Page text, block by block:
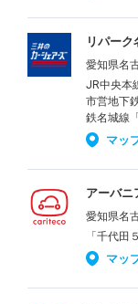
リパーク
愛知県名
JR中央本
市営地下
鉄名城線
マッ
アーバニ
愛知県名
「千代田
マッ